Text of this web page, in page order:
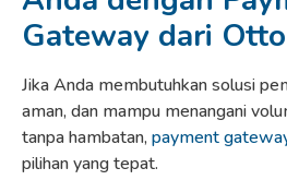
Gateway dari
Jika Anda membutuhkan solusi
aman, dan mampu menangani
tanpa hambatan, payment
pilihan yang tepat.